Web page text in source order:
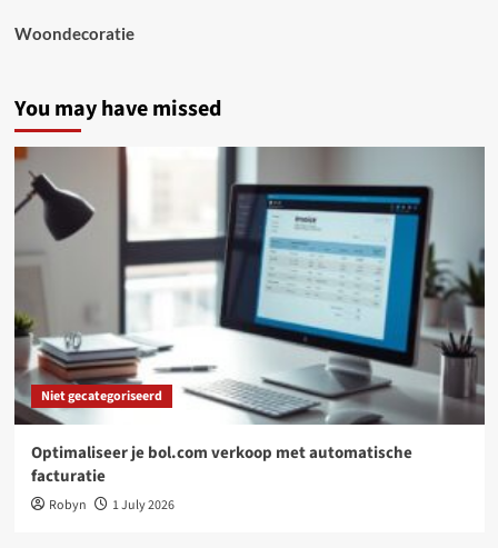
Woondecoratie
You may have missed
Niet gecategoriseerd
Optimaliseer je bol.com verkoop met automatische
facturatie
Robyn 1 July 2026